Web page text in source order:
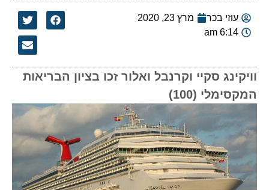
עוזי בכר
מרץ 23, 2020
6:14 am
וויקינג סקיי וקרנבל ואלור זכו בציון הבריאות
המקסימלי (100)